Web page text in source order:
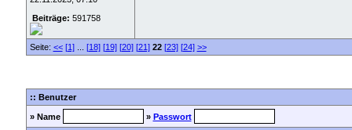
Beiträge: 591758
Seite: << [1]... [18] [19] [20] [21] 22 [23] [24] >>
:: Benutzer
» Name » Passwort